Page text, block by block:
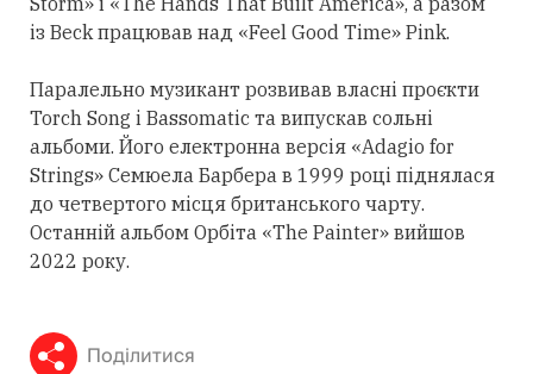
із Beck працював над «Feel Good Time» Pink.
Паралельно музикант розвивав власні проєкти
Torch Song і Bassomatic та випускав сольні
альбоми. Його електронна версія «Adagio for
Strings» Семюела Барбера в 1999 році піднялася
до четвертого місця британського чарту.
Останній альбом Орбіта «The Painter» вийшов
2022 року.
Поділитися